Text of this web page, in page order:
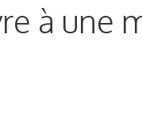
à une